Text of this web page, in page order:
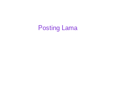
Posting Lama